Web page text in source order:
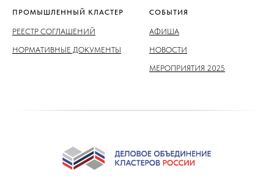
ПРОМЫШЛЕННЫЙ КЛАСТЕР
РЕЕСТР СОГЛАШЕНИЙ
НОРМАТИВНЫЕ ДОКУМЕНТЫ
СОБЫТИЯ
АФИША
НОВОСТИ
МЕРОПРИЯТИЯ 2025